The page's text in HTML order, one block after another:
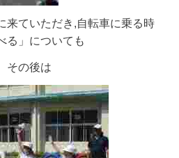
来ていただき,自転車に乗る時
る」についても
その後は